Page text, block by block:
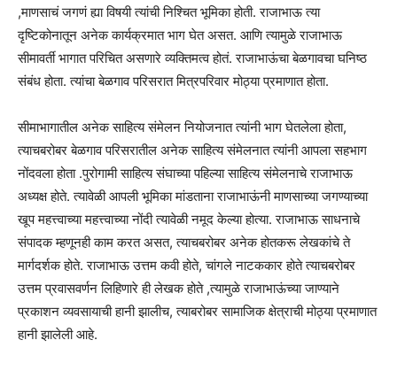
,माणसाचं जगणं ह्या विषयी त्यांची निश्चित भूमिका होती. राजाभाऊ त्या
दृष्टिकोनातून अनेक कार्यक्रमात भाग घेत असत. आणि त्यामुळे राजाभाऊ
सीमावर्ती भागात परिचित असणारे व्यक्तिमत्व होतं. राजाभाऊंचा बेळगावचा घनिष्ठ
संबंध होता. त्यांचा बेळगाव परिसरात मित्रपरिवार मोठ्या प्रमाणात होता.
सीमाभागातील अनेक साहित्य संमेलन नियोजनात त्यांनी भाग घेतलेला होता,
त्याचबरोबर बेळगाव परिसरातील अनेक साहित्य संमेलनात त्यांनी आपला सहभाग
नोंदवला होता .पुरोगामी साहित्य संघाच्या पहिल्या साहित्य संमेलनाचे राजाभाऊ
अध्यक्ष होते. त्यावेळी आपली भूमिका मांडताना राजाभाऊंनी माणसाच्या जगण्याच्या
खूप महत्त्वाच्या महत्त्वाच्या नोंदी त्यावेळी नमूद केल्या होत्या. राजाभाऊ साधनाचे
संपादक म्हणूनही काम करत असत, त्याचबरोबर अनेक होतकरू लेखकांचे ते
मार्गदर्शक होते. राजाभाऊ उत्तम कवी होते, चांगले नाटककार होते त्याचबरोबर
उत्तम प्रवासवर्णन लिहिणारे ही लेखक होते ,त्यामुळे राजाभाऊंच्या जाण्याने
प्रकाशन व्यवसायाची हानी झालीच, त्याबरोबर सामाजिक क्षेत्राची मोठ्या प्रमाणात
हानी झालेली आहे.